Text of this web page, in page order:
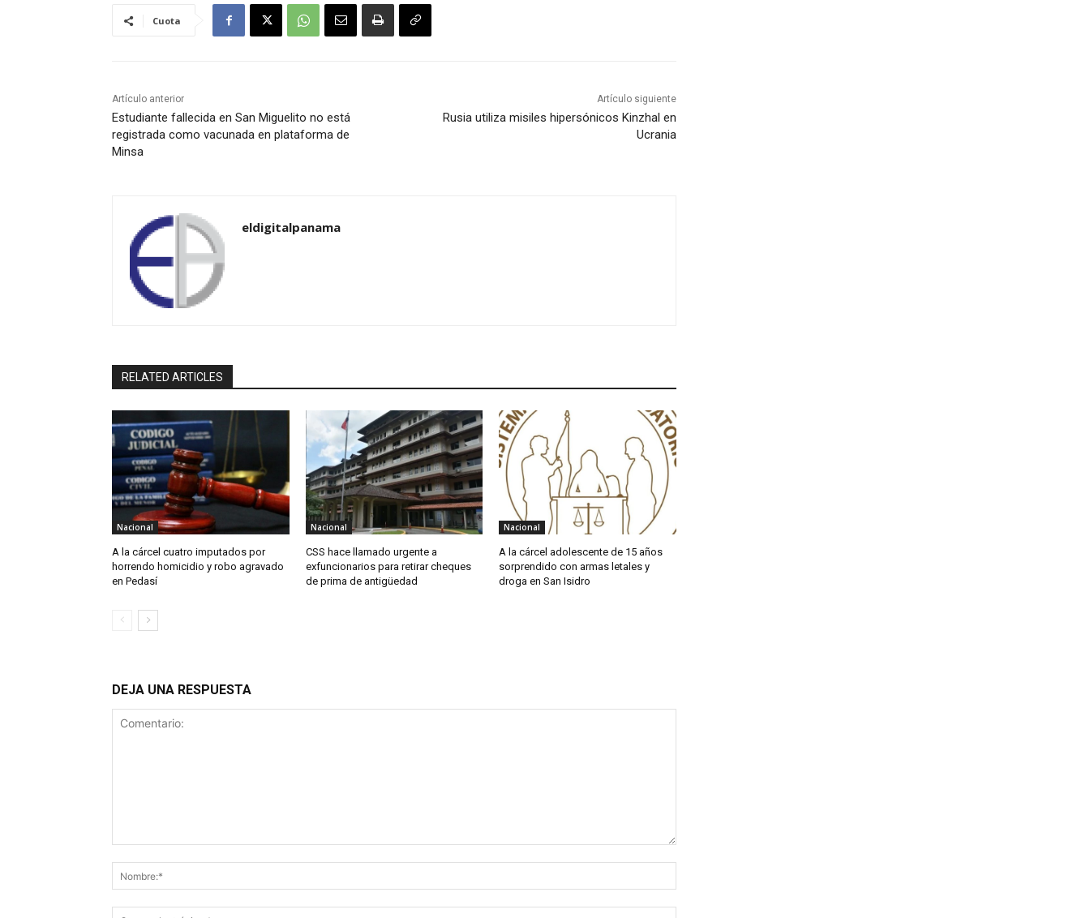
Cuota
Artículo anterior
Estudiante fallecida en San Miguelito no está
registrada como vacunada en plataforma de
Minsa
Artículo siguiente
Rusia utiliza misiles hipersónicos Kinzhal en
Ucrania
eldigitalpanama
RELATED ARTICLES
Nacional
A la cárcel cuatro imputados por
horrendo homicidio y robo agravado
en Pedasí
Nacional
CSS hace llamado urgente a
exfuncionarios para retirar cheques
de prima de antigüedad
Nacional
A la cárcel adolescente de 15 años
sorprendido con armas letales y
droga en San Isidro
DEJA UNA RESPUESTA